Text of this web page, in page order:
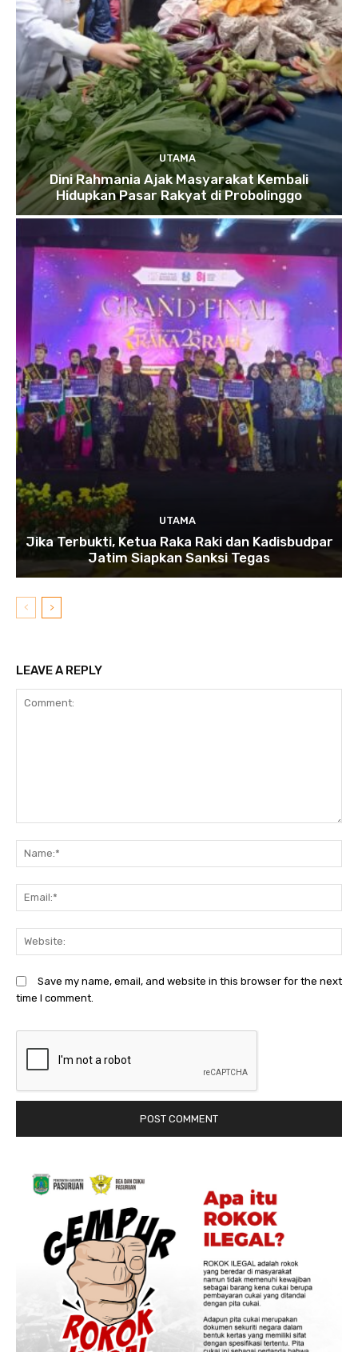
UTAMA
Dini Rahmania Ajak Masyarakat Kembali
Hidupkan Pasar Rakyat di Probolinggo
UTAMA
Jika Terbukti, Ketua Raka Raki dan Kadisbudpar
Jatim Siapkan Sanksi Tegas
LEAVE A REPLY
Save my name, email, and website in this browser for the next
time I comment.